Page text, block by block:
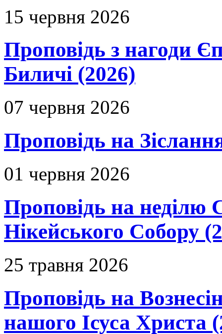
15 червня 2026
Проповідь з нагоди
Биличі (2026)
07 червня 2026
Проповідь на
01 червня 2026
Проповідь на неділю
Нікейського Собору
25 травня 2026
Проповідь на
нашого Ісуса Христа